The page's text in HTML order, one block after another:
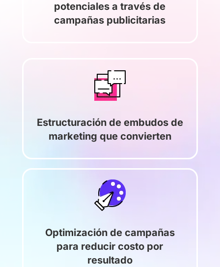
potenciales a través de
campañas publicitarias
Estructuración de embudos de
marketing que convierten
Optimización de campañas
para reducir costo por
resultado